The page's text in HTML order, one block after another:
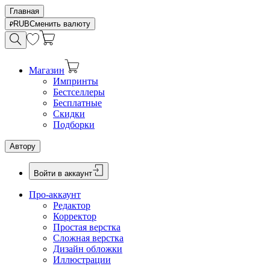
Главная
RUBСменить валюту
Магазин
Импринты
Бестселлеры
Бесплатные
Скидки
Подборки
Автору
Войти в аккаунт
Про-аккаунт
Редактор
Корректор
Простая верстка
Сложная верстка
Дизайн обложки
Иллюстрации